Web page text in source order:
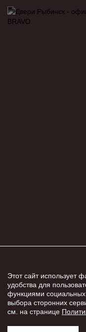
Дизайн и
Этот сайт использует
удобства для
функциями социальных
выбора сторонних
см. на странице